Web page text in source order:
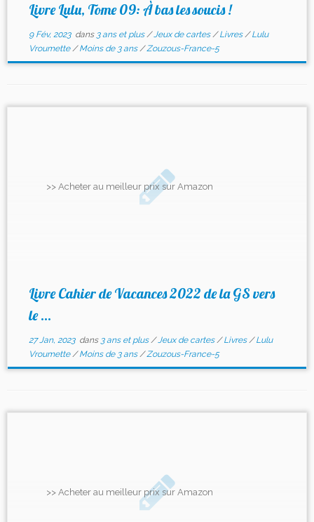
Livre Lulu, Tome 09: À bas les soucis !
9 Fév, 2023dans 3 ans et plus/Jeux de cartes/Livres/Lulu
Vroumette/Moins de 3 ans/Zouzous-France-5
>> Acheter au meilleur prix sur Amazon
Livre Cahier de Vacances 2022 de la GS vers
le ...
27 Jan, 2023dans 3 ans et plus/Jeux de cartes/Livres/Lulu
Vroumette/Moins de 3 ans/Zouzous-France-5
>> Acheter au meilleur prix sur Amazon